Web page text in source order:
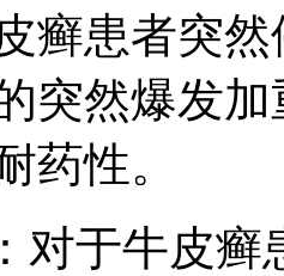
癣患者突
突然爆发
药性。
对于牛皮癣